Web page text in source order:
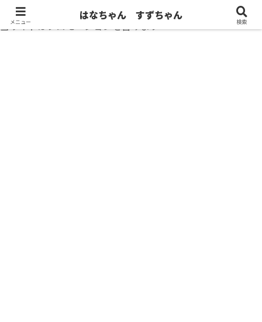
当サイトはプロモーションを含みます
メニュー
はなちゃん すずちゃん
検索